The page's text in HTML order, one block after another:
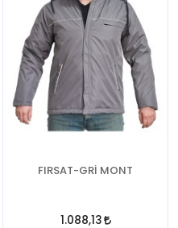
FIRSAT-GRİ MONT
1.088,13